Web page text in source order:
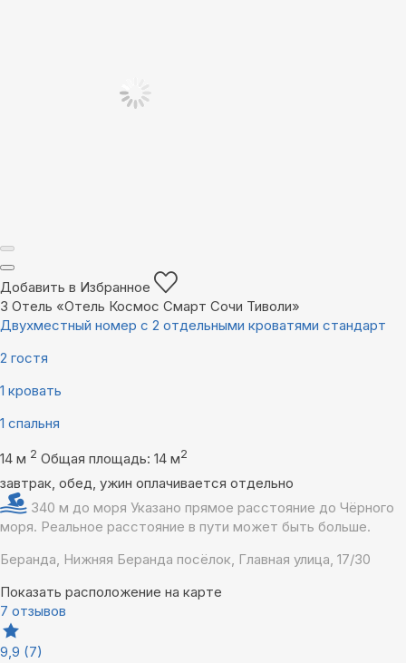
Добавить в Избранное
3 Отель «Отель Космос Смарт Сочи Тиволи»
Двухместный номер с 2 отдельными кроватями стандарт
2 гостя
1 кровать
1 спальня
14 м 2 Общая площадь: 14 м2
завтрак, обед, ужин оплачивается отдельно
340 м до моря Указано прямое расстояние до Чёрного
моря. Реальное расстояние в пути может быть больше.
Беранда, Нижняя Беранда посёлок, Главная улица, 17/30
Показать расположение на карте
7 отзывов
9,9 (7)